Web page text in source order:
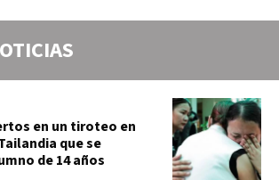
en un tiroteo en
que se
de 14 años